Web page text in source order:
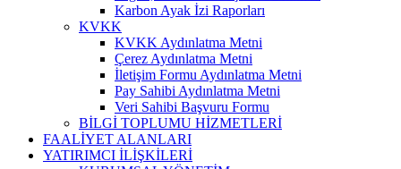
Karbon Ayak İzi Raporları
KVKK
KVKK Aydınlatma Metni
Çerez Aydınlatma Metni
İletişim Formu Aydınlatma Metni
Pay Sahibi Aydınlatma Metni
Veri Sahibi Başvuru Formu
BİLGİ TOPLUMU HİZMETLERİ
FAALİYET ALANLARI
YATIRIMCI İLİŞKİLERİ